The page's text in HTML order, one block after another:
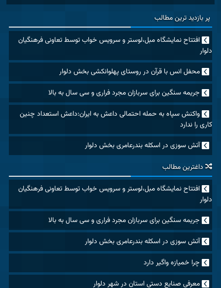
پر بازدید ترین مطالب
افتتاح نمایشگاه مبل،لوستر و سرویس خواب توسط تعاونی فرهنگیان
دلوار
محفل انس با قرآن در روستای پهلوانکشی بخش دلوار
جریمه سنگین برای سربازان مجرد فراری و سی سال به بالا
واکنش سپاه به حمله احتمالی داعش به ایران:داعش استعداد چنین
کاری را ندارد
آتش سوزی در اسکله بندرعامری بخش دلوار
داغترین مطالب
افتتاح نمایشگاه مبل،لوستر و سرویس خواب توسط تعاونی فرهنگیان
دلوار
جریمه سنگین برای سربازان مجرد فراری و سی سال به بالا
آتش سوزی در اسکله بندرعامری بخش دلوار
چرا خمیازه واگیر دارد
معرفی صنایع دستی استان در شهر دلوار